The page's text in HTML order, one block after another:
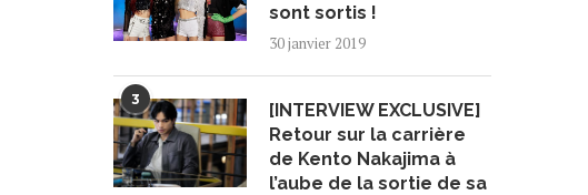
sont sortis !
30 janvier 2019
3
[INTERVIEW EXCLUSIVE]
Retour sur la carrière
de Kento Nakajima à
l’aube de la sortie de sa